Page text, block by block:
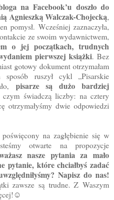
na Facebook’u doszło do
Agnieszką Walczak-Chojecką,
pomysł. Wcześniej zaznaczyła,
ze swoim wydawnictwem,
o jej początkach, trudnych
pierwszej książki. Bez
gotowy dokument otrzymałam
ruszył cykl „Pisarskie
pisarze są dużo bardziej
świadczą liczby: na cztery
otrzymałyśmy dwie odpowiedzi
na zagłębienie się w
otwarte na propozycje
nasze pytania za mało
pytanie, które chciałbyś zadać
Napisz do nas!
zawsze są trudne. Z Waszym